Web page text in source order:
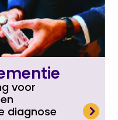
voor
diagnose
Lees meer